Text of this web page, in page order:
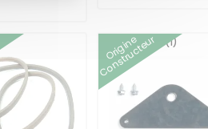
Origine
Constructeur (1)